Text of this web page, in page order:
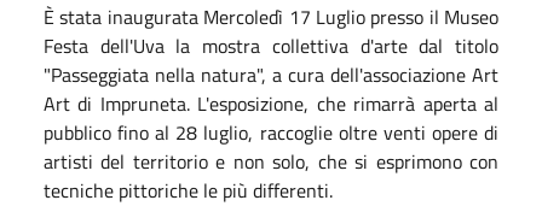
È stata inaugurata Mercoledì 17 Luglio presso il Museo
Festa dell'Uva la mostra collettiva d'arte dal titolo
"Passeggiata nella natura", a cura dell'associazione Art
Art di Impruneta. L'esposizione, che rimarrà aperta al
pubblico fino al 28 luglio, raccoglie oltre venti opere di
artisti del territorio e non solo, che si esprimono con
tecniche pittoriche le più differenti.